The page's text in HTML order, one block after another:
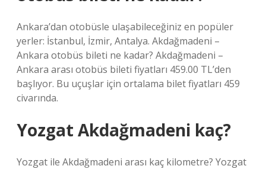
Ankara’dan otobüsle ulaşabileceğiniz en popüler
yerler: İstanbul, İzmir, Antalya. Akdağmadeni –
Ankara otobüs bileti ne kadar? Akdağmadeni –
Ankara arası otobüs bileti fiyatları 459.00 TL’den
başlıyor. Bu uçuşlar için ortalama bilet fiyatları 459
civarında.
Yozgat Akdağmadeni kaç?
Yozgat ile Akdağmadeni arası kaç kilometre? Yozgat